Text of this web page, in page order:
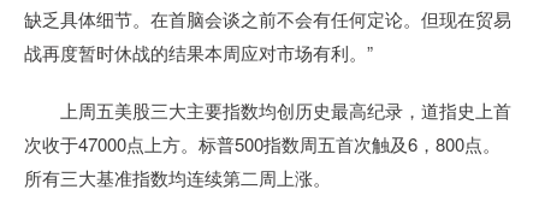
缺乏具体细节。在首脑会谈之前不会有任何定论。但现在贸易
战再度暂时休战的结果本周应对市场有利。”
上周五美股三大主要指数均创历史最高纪录，道指史上首
次收于47000点上方。标普500指数周五首次触及6，800点。
所有三大基准指数均连续第二周上涨。